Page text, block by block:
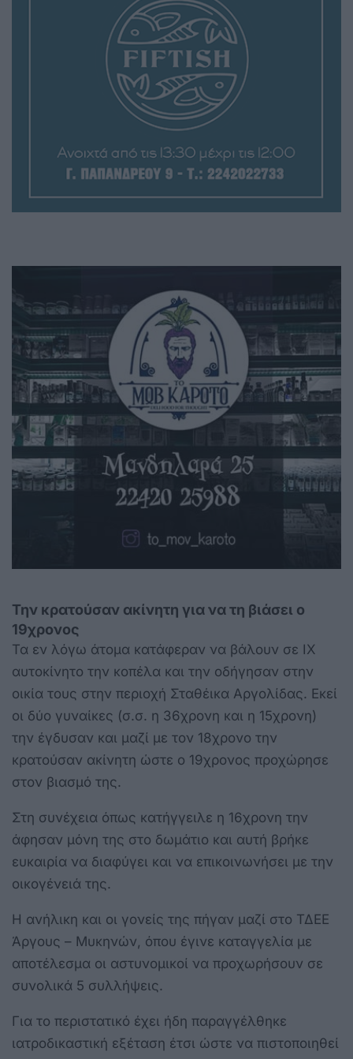
Την κρατούσαν ακίνητη για να τη βιάσει ο
19χρονος
Τα εν λόγω άτομα κατάφεραν να βάλουν σε ΙΧ
αυτοκίνητο την κοπέλα και την οδήγησαν στην
οικία τους στην περιοχή Σταθέικα Αργολίδας. Εκεί
οι δύο γυναίκες (σ.σ. η 36χρονη και η 15χρονη)
την έγδυσαν και μαζί με τον 18χρονο την
κρατούσαν ακίνητη ώστε ο 19χρονος προχώρησε
στον βιασμό της.
Στη συνέχεια όπως κατήγγειλε η 16χρονη την
άφησαν μόνη της στο δωμάτιο και αυτή βρήκε
ευκαιρία να διαφύγει και να επικοινωνήσει με την
οικογένειά της.
Η ανήλικη και οι γονείς της πήγαν μαζί στο ΤΔΕΕ
Άργους – Μυκηνών, όπου έγινε καταγγελία με
αποτέλεσμα οι αστυνομικοί να προχωρήσουν σε
συνολικά 5 συλλήψεις.
Για το περιστατικό έχει ήδη παραγγέλθηκε
ιατροδικαστική εξέταση έτσι ώστε να πιστοποιηθεί